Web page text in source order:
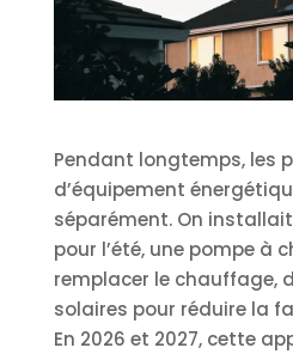
Pendant longtemps, les
d’équipement
séparément. On
pour l’été, une pompe à
remplacer le chauffage,
solaires pour réduire la
En 2026 et 2027, cette